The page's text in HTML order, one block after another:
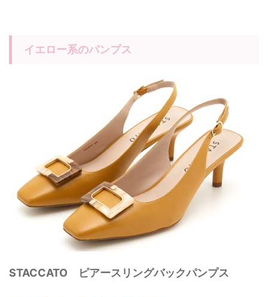
イエロー系のパンプス
STACCATO ピアースリングバックパンプス